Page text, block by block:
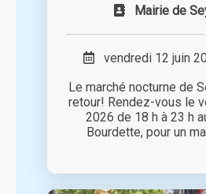
Mairie de
vendredi 12 juin
Le marché nocturne de
retour! Rendez-vous le
2026 de 18 h à 23 h
Bourdette, pour un